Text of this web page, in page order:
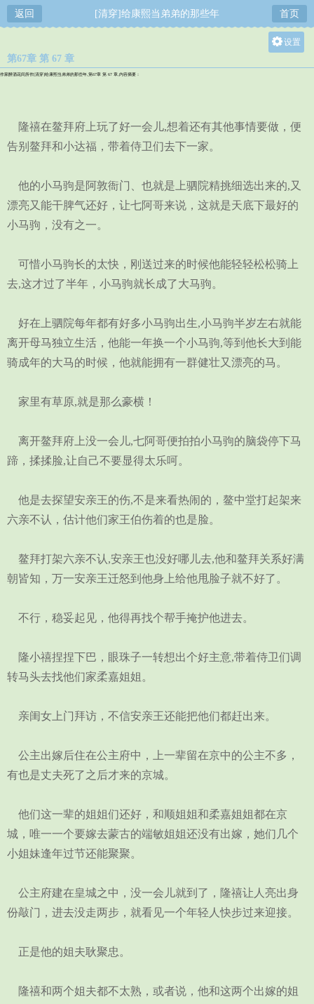
返回 [清穿]给康熙当弟弟的那些年 首页
设置
小
第67章 第 67 章
作家醉酒花间所作[清穿]给康熙当弟弟的那些年,第67章 第 67 章,内容摘要：
隆禧在鳌拜府上玩了好一会儿,想着还有其他事情要做，便
告别鳌拜和小达福，带着侍卫们去下一家。
他的小马驹是阿敦衙门、也就是上驷院精挑细选出来的,又
漂亮又能干脾气还好，让七阿哥来说，这就是天底下最好的
小马驹，没有之一。
可惜小马驹长的太快，刚送过来的时候他能轻轻松松骑上
去,这才过了半年，小马驹就长成了大马驹。
好在上驷院每年都有好多小马驹出生,小马驹半岁左右就能
离开母马独立生活，他能一年换一个小马驹,等到他长大到能
骑成年的大马的时候，他就能拥有一群健壮又漂亮的马。
家里有草原,就是那么豪横！
离开鳌拜府上没一会儿,七阿哥便拍拍小马驹的脑袋停下马
蹄，揉揉脸,让自己不要显得太乐呵。
他是去探望安亲王的伤,不是来看热闹的，鳌中堂打起架来
六亲不认，估计他们家王伯伤着的也是脸。
鳌拜打架六亲不认,安亲王也没好哪儿去,他和鳌拜关系好满
朝皆知，万一安亲王迁怒到他身上给他甩脸子就不好了。
不行，稳妥起见，他得再找个帮手掩护他进去。
隆小禧捏捏下巴，眼珠子一转想出个好主意,带着侍卫们调
转马头去找他们家柔嘉姐姐。
亲闺女上门拜访，不信安亲王还能把他们都赶出来。
公主出嫁后住在公主府中，上一辈留在京中的公主不多，
有也是丈夫死了之后才来的京城。
他们这一辈的姐姐们还好，和顺姐姐和柔嘉姐姐都在京
城，唯一一个要嫁去蒙古的端敏姐姐还没有出嫁，她们几个
小姐妹逢年过节还能聚聚。
公主府建在皇城之中，没一会儿就到了，隆禧让人亮出身
份敲门，进去没走两步，就看见一个年轻人快步过来迎接。
正是他的姐夫耿聚忠。
隆禧和两个姐夫都不太熟，或者说，他和这两个出嫁的姐